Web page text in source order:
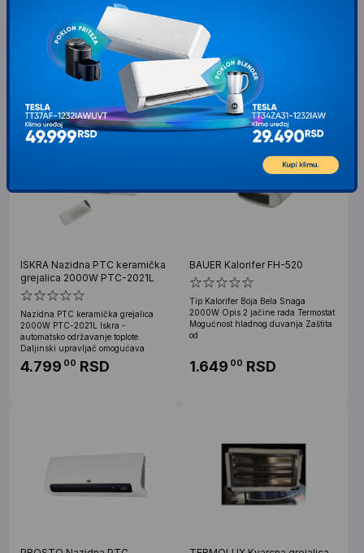
Funkcije: - Podesiv raspon
temperature : 12°C - 28°C -
Jednostavno podešavanje
11.39900RSD
VIP cena: 10.96700
720x380x220 mm Karakteristike:
4.59900RSD
ISKRA Nazidna PTC keramička
grejalica 2000W PTC-2021L
Nazidna PTC keramička grejalica
2000W PTC-2021L Iskra -
automatsko održavanje toplote.
Daljinski upravljač omogućava
4.799 00 RSD
BAUER Kalorifer FH-520
Tip Kalorifer Boja Bela Snaga
2000W Opis 2 jačine rada Termostat
Mogućnost hladnog duvanja Zaštita
od
1.649 00 RSD